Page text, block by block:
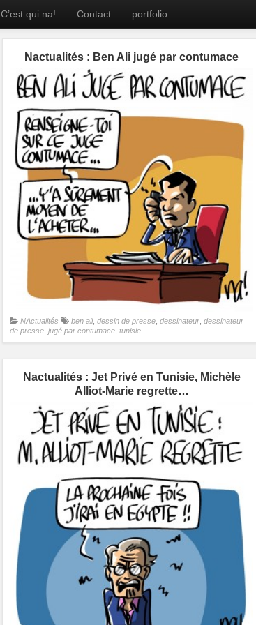
C’est qui na! Contact portfolio
Nactualités : Ben Ali jugé par contumace
NActualités ben ali, dessin de presse dessinateur dessinateur
de presse jugé par contumace tunisie
Nactualités : Jet Privé en Tunisie, Michèle
Alliot-Marie regrette…